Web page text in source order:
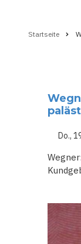
Startseite
Do.,